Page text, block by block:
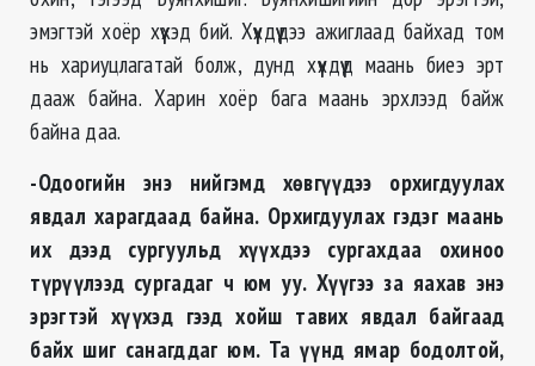
эмэгтэй хоёр хүүхэд бий. Хүүхдүүдээ ажиглаад байхад том
нь хариуцлагатай болж, дунд хүүхдүүд маань биеэ эрт
дааж байна. Харин хоёр бага маань эрхлээд байж
байна даа.
-Одоогийн энэ нийгэмд хөвгүүдээ орхигдуулах
явдал харагдаад байна. Орхигдуулах гэдэг маань
их дээд сургуульд хүүхдээ сургахдаа охиноо
түрүүлээд сургадаг ч юм уу. Хүүгээ за яахав энэ
эрэгтэй хүүхэд гээд хойш тавих явдал байгаад
байх шиг санагддаг юм. Та үүнд ямар бодолтой,